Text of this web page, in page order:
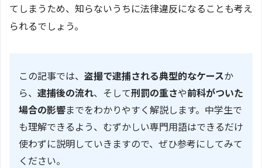
てしまうため、知らないうちに法律違反になることも考え
られるでしょう。
この記事では、 盗撮で逮捕される典型的なケースか
ら、 逮捕後の流れ、そして刑罰の重さや前科がついた
場合の影響までをわかりやすく解説します。中学生で
も理解できるよう、むずかしい専門用語はできるだけ
使わずに説明していきますので、ぜひ参考にしてみて
ください。